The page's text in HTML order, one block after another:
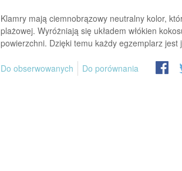
Klamry mają ciemnobrązowy neutralny kolor,
plażowej. Wyróżniają się układem włókien
powierzchni. Dzięki temu każdy egzemplarz jest
Do obserwowanych Do porównania